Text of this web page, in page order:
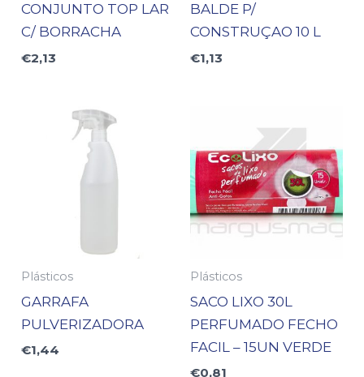
CONJUNTO TOP LAR
C/ BORRACHA
€2,13
BALDE P/
CONSTRUÇAO 10 L
€1,13
Plásticos
GARRAFA
PULVERIZADORA
€1,44
Plásticos
SACO LIXO 30L
PERFUMADO FECHO
FACIL – 15UN VERDE
€0,81